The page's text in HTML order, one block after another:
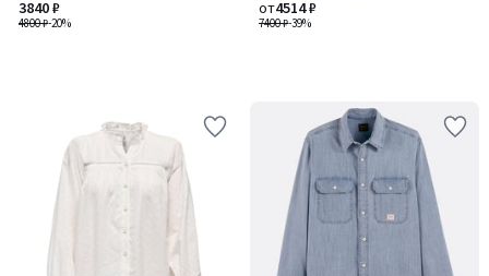
4800 ₽-20%
3840 ₽
7400 ₽-39%
от4514 ₽